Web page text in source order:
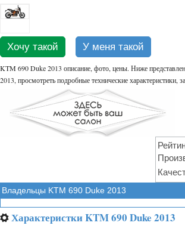
Хочу такой У меня такой
KTM 690 Duke 2013 описание, фото, цены. Ниже
2013, просмотреть подробные технические
Владельцы KTM 690 Duke 2013
⚙ Характеристки KTM 690 Duke 2013